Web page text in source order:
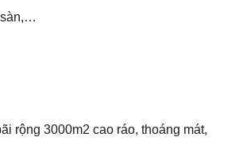
sàn,…
rộng 3000m2 cao ráo, thoáng mát,